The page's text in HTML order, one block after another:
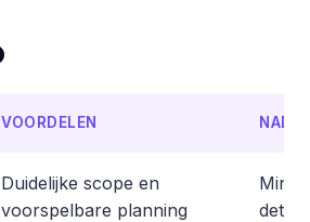
VOORDELEN
Duidelijke scope en
voorspelbare planning